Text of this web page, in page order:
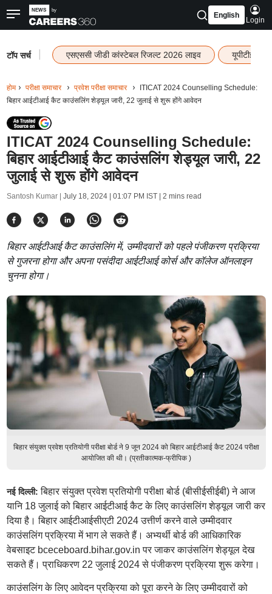
English
Login
टॉप सर्च एसएससी जीडी कांस्टेबल रिजल्ट 2026 लाइव यूपीटीईटी
होम परीक्षा समाचार प्रवेश परीक्षा समाचार
ITICAT 2024 Counselling Schedule:
बिहार आईटीआई कैट काउंसलिंग शेड्यूल जारी, 22 जुलाई से शुरू होंगे आवेदन
ITICAT 2024 Counselling Schedule:
बिहार आईटीआई कैट काउंसलिंग शेड्यूल जारी, 22
जुलाई से शुरू होंगे आवेदन
Santosh Kumar | July 18, 2024 | 01:07 PM IST| 2 mins read
बिहार आईटीआई कैट काउंसलिंग में, उम्मीदवारों को पहले पंजीकरण प्रक्रिया
से गुजरना होगा और अपना पसंदीदा आईटीआई कोर्स और कॉलेज ऑनलाइन
चुनना होगा।
बिहार संयुक्त प्रवेश प्रतियोगी परीक्षा बोर्ड ने 9 जून 2024 को बिहार आईटीआई कैट 2024 परीक्षा
आयोजित की थी। (प्रतीकात्मक-फ्रीपिक )
नई दिल्ली:बिहार संयुक्त प्रवेश प्रतियोगी परीक्षा बोर्ड (बीसीईसीईबी) ने आज
यानि 18 जुलाई को बिहार आईटीआई कैट के लिए काउंसलिंग शेड्यूल जारी कर
दिया है। बिहार आईटीआईसीएटी 2024 उत्तीर्ण करने वाले उम्मीदवार
काउंसलिंग प्रक्रिया में भाग ले सकते हैं। अभ्यर्थी बोर्ड की आधिकारिक
वेबसाइट bceceboard.bihar.gov.in पर जाकर काउंसलिंग शेड्यूल देख
सकते हैं। प्राधिकरण 22 जुलाई 2024 से पंजीकरण प्रक्रिया शुरू करेगा।
काउंसलिंग के लिए आवेदन प्रक्रिया को पूरा करने के लिए उम्मीदवारों को